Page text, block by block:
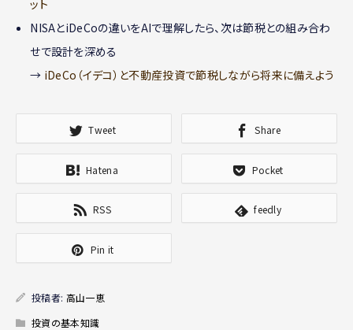
ット
NISAとiDeCoの違いをAIで理解したら、次は節税との組み合わ
せで設計を深める
→ iDeCo（イデコ）と不動産投資で節税しながら将来に備えよう
Tweet Share
Hatena Pocket
RSS feedly
Pin it
投稿者: 高山一恵
投資の基本知識